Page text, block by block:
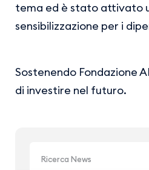
tema ed è stato attivato
sensibilizzazione per i
Sostenendo Fondazione
di investire nel futuro.